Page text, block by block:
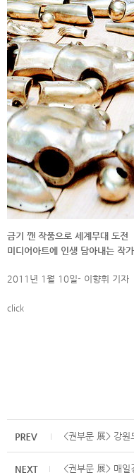
금기 깬 작품으로 세계무대 도전
미디어아트에 인생 담아내는 작
2011년 1월 10일- 이향휘 기자
click
<권부문 展> 강원
<권부문 展> 매일